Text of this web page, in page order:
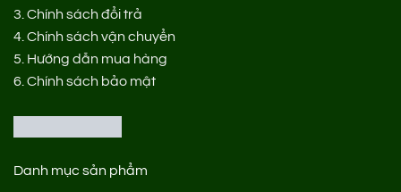
3. Chính sách đổi trả
4. Chính sách vận chuyển
5. Hướng dẫn mua hàng
6. Chính sách bảo mật
Danh mục sản phẩm